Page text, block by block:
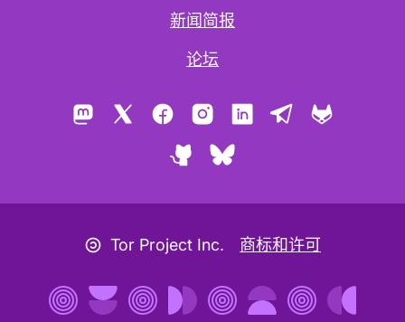
新闻简报
论坛
Mastodon FacebookInstagramLinkedInTelegram
GitHubBluesky
版权图标
Tor Project Inc. 商标和许可